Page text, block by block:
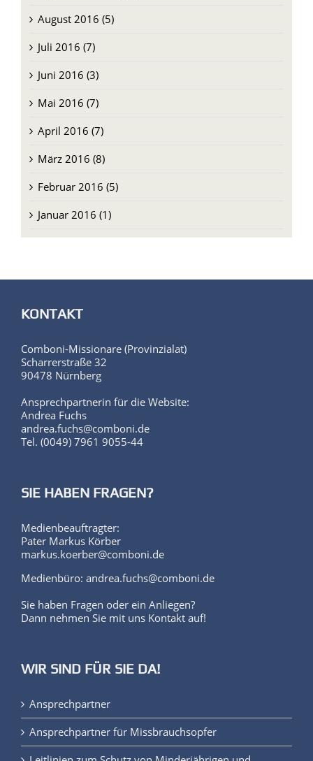
August 2016 (5)
Juli 2016 (7)
Juni 2016 (3)
Mai 2016 (7)
April 2016 (7)
März 2016 (8)
Februar 2016 (5)
Januar 2016 (1)
KONTAKT
Comboni-Missionare (Provinzialat)
Scharrerstraße 32
90478 Nürnberg
Ansprechpartnerin für die Website:
Andrea Fuchs
andrea.fuchs@comboni.de
Tel. (0049) 7961 9055-44
SIE HABEN FRAGEN?
Medienbeauftragter:
Pater Markus Körber
markus.koerber@comboni.de
Medienbüro: andrea.fuchs@comboni.de
Sie haben Fragen oder ein Anliegen?
Dann nehmen Sie mit uns Kontakt auf!
WIR SIND FÜR SIE DA!
Ansprechpartner
Ansprechpartner für Missbrauchsopfer
Leitlinien zum Schutz von Minderjährigen und